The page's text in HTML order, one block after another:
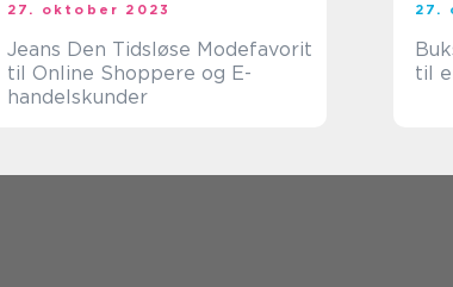
27. oktober 2023
Jeans Den Tidsløse Modefavorit
til Online Shoppere og E-
handelskunder
27.
til